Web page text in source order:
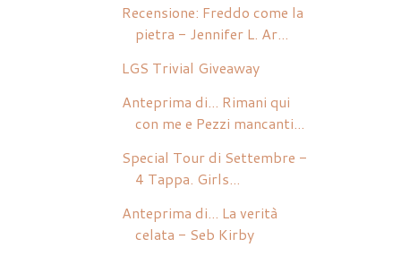
Recensione: Freddo come la
pietra - Jennifer L. Ar...
LGS Trivial Giveaway
Anteprima di... Rimani qui
con me e Pezzi mancanti...
Special Tour di Settembre -
4 Tappa. Girls...
Anteprima di... La verità
celata - Seb Kirby